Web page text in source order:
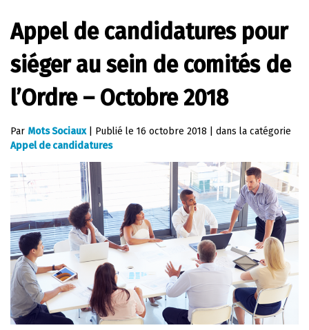
Appel de candidatures pour
siéger au sein de comités de
l’Ordre – Octobre 2018
Par Mots Sociaux| Publié le 16 octobre 2018
dans la catégorie
Appel de candidatures